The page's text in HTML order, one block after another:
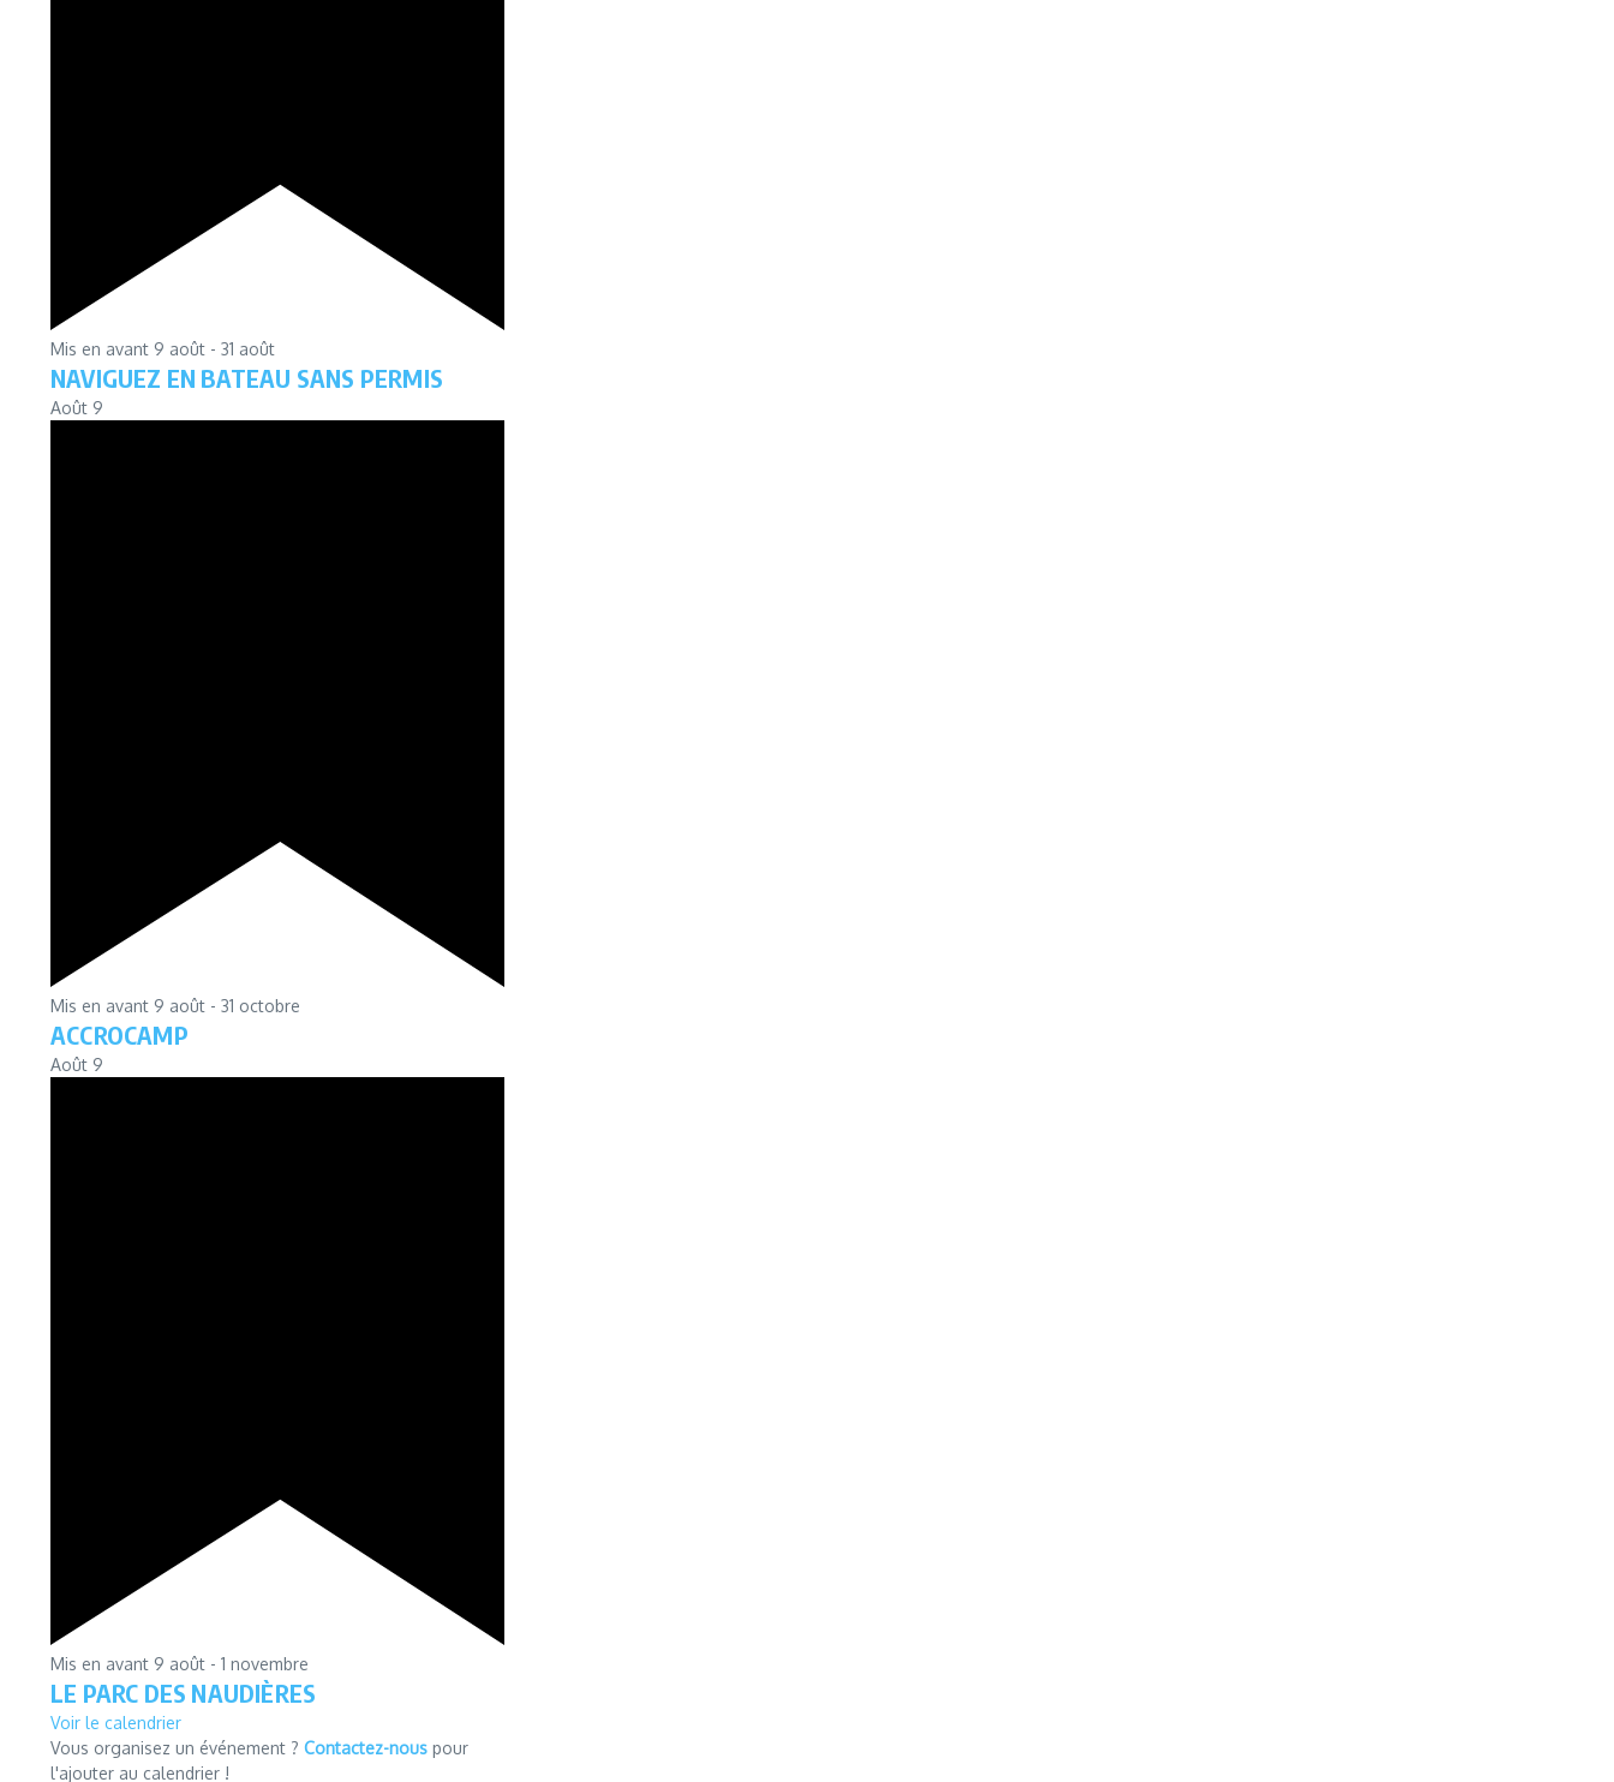
Mis en avant 9 août - 31 août
NAVIGUEZ EN BATEAU SANS PERMIS
Août 9
Mis en avant 9 août - 31 octobre
ACCROCAMP
Août 9
Mis en avant 9 août - 1 novembre
LE PARC DES NAUDIÈRES
Voir le calendrier
Vous organisez un événement ? Contactez-nous pour
l'ajouter au calendrier !